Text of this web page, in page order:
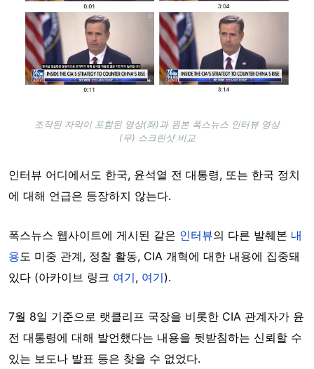
조작된 자막이 포함된 영상(좌)과 원본 폭스뉴스 인터뷰 영상
(우) 스크린샷 비교
인터뷰 어디에서도 한국, 윤석열 전 대통령, 또는 한국 정치
에 대해 언급은 등장하지 않는다.
폭스뉴스 웹사이트에 게시된 같은 인터뷰의 다른 발췌본 내
용도 미중 관계, 정찰 활동, CIA 개혁에 대한 내용에 집중돼
있다 (아카이브 링크 여기, 여기).
7월 8일 기준으로 랫클리프 국장을 비롯한 CIA 관계자가 윤
전 대통령에 대해 발언했다는 내용을 뒷받침하는 신뢰할 수
있는 보도나 발표 등은 찾을 수 없었다.